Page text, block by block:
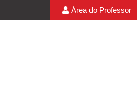
Área do Professor